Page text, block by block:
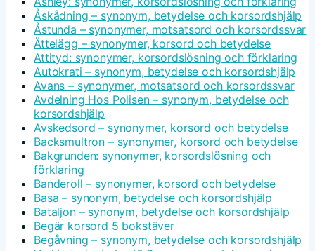
Åskådning – synonym, betydelse och korsordshjälp
Åstunda – synonymer, motsatsord och korsordssvar
Ättelägg – synonymer, korsord och betydelse
Attityd: synonymer, korsordslösning och förklaring
Autokrati – synonym, betydelse och korsordshjälp
Avans – synonymer, motsatsord och korsordssvar
Avdelning Hos Polisen – synonym, betydelse och
korsordshjälp
Avskedsord – synonymer, korsord och betydelse
Backsmultron – synonymer, korsord och betydelse
Bakgrunden: synonymer, korsordslösning och
förklaring
Banderoll – synonymer, korsord och betydelse
Basa – synonym, betydelse och korsordshjälp
Bataljon – synonym, betydelse och korsordshjälp
Begär korsord 5 bokstäver
Begåvning – synonym, betydelse och korsordshjälp